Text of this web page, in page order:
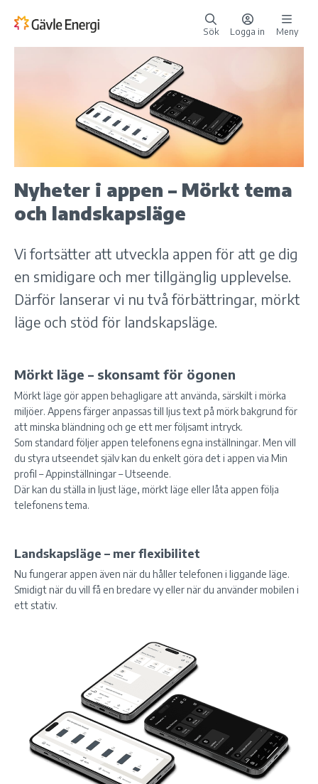
Sök Logga in Meny
Nyheter i appen – Mörkt tema
och landskapsläge
Vi fortsätter att utveckla appen för att ge dig
en smidigare och mer tillgänglig upplevelse.
Därför lanserar vi nu två förbättringar, mörkt
läge och stöd för landskapsläge.
Mörkt läge – skonsamt för ögonen
Mörkt läge gör appen behagligare att använda, särskilt i mörka
miljöer. Appens färger anpassas till ljus text på mörk bakgrund för
att minska bländning och ge ett mer följsamt intryck.
Som standard följer appen telefonens egna inställningar. Men vill
du styra utseendet själv kan du enkelt göra det i appen via Min
profil – Appinställningar – Utseende.
Där kan du ställa in ljust läge, mörkt läge eller låta appen följa
telefonens tema.
Landskapsläge – mer flexibilitet
Nu fungerar appen även när du håller telefonen i liggande läge.
Smidigt när du vill få en bredare vy eller när du använder mobilen i
ett stativ.